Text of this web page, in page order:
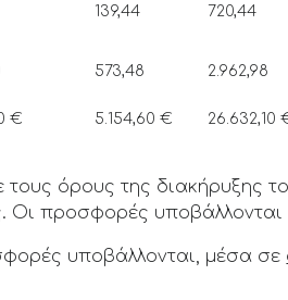
139,44 720,44
573,48 2.962,98
€ 5.154,60 € 26.632,10
όρους της διακήρυξης
Οι προσφορές υποβάλλονται
υποβάλλονται, μέσα σε